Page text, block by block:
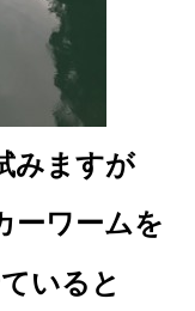
みますが
ーワームを
いると